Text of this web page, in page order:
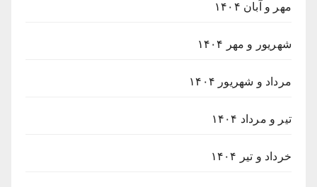
مهر و آبان ۱۴۰۴
شهریور و مهر ۱۴۰۴
مرداد و شهریور ۱۴۰۴
تیر و مرداد ۱۴۰۴
خرداد و تیر ۱۴۰۴